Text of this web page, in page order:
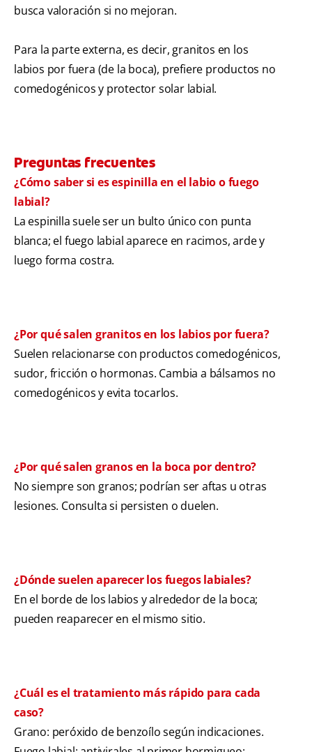
busca valoración si no mejoran.
Para la parte externa, es decir, granitos en los
labios por fuera (de la boca), prefiere productos no
comedogénicos y protector solar labial.
Preguntas frecuentes
¿Cómo saber si es espinilla en el labio o fuego
labial?
La espinilla suele ser un bulto único con punta
blanca; el fuego labial aparece en racimos, arde y
luego forma costra.
¿Por qué salen granitos en los labios por fuera?
Suelen relacionarse con productos comedogénicos,
sudor, fricción o hormonas. Cambia a bálsamos no
comedogénicos y evita tocarlos.
¿Por qué salen granos en la boca por dentro?
No siempre son granos; podrían ser aftas u otras
lesiones. Consulta si persisten o duelen.
¿Dónde suelen aparecer los fuegos labiales?
En el borde de los labios y alrededor de la boca;
pueden reaparecer en el mismo sitio.
¿Cuál es el tratamiento más rápido para cada
caso?
Grano: peróxido de benzoílo según indicaciones.